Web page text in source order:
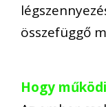
összefüggő
Hogy